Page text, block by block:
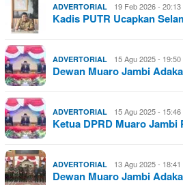
ADVERTORIAL 19 Feb 2026 - 20:13
Kadis PUTR Ucapkan
ADVERTORIAL 15 Agu 2025 - 19:50
Dewan Muaro Jambi
ADVERTORIAL 15 Agu 2025 - 15:46
Ketua DPRD Muaro
ADVERTORIAL 13 Agu 2025 - 18:41
Dewan Muaro Jambi